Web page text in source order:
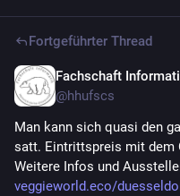
Fortgeführter Thread
Fachschaft
@hhufscs
Man kann sich quasi den
satt. Eintrittspreis mit dem
Weitere Infos und
veggieworld.eco/